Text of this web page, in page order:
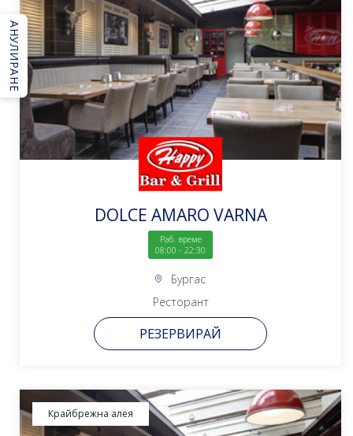
DOLCE AMARO VARNA
Раб. време
08:00 - 22:30
Бургас
Ресторант
РЕЗЕРВИРАЙ
Крайбрежна алея
АНУЛИРАНЕ